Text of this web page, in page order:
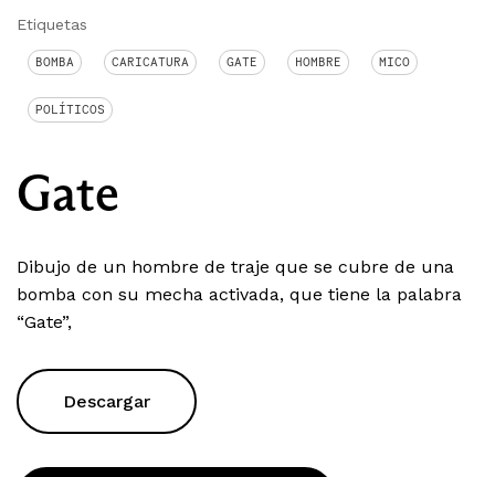
Etiquetas
BOMBA CARICATURA GATE HOMBRE MICO
POLÍTICOS
Gate
Dibujo de un hombre de traje que se cubre de una
bomba con su mecha activada, que tiene la palabra
“Gate”,
Descargar